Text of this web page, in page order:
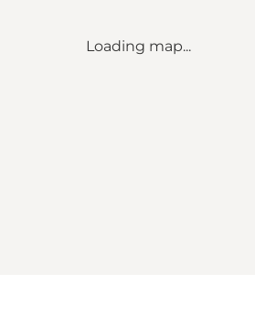
Loading map...